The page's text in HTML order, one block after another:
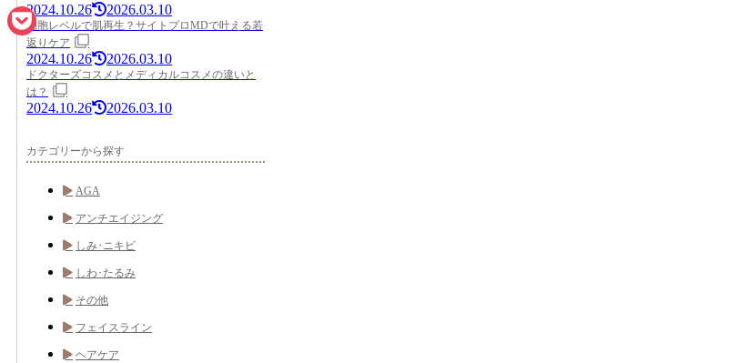
2024.10.26 2026.03.10
細胞レベルで肌再生？サイトプロMDで叶える若
返りケア
2024.10.26 2026.03.10
ドクターズコスメとメディカルコスメの違いと
は？
2024.10.26 2026.03.10
カテゴリーから探す
AGA
アンチエイジング
しみ･ニキビ
しわ･たるみ
その他
フェイスライン
ヘアケア
Email
Pocket